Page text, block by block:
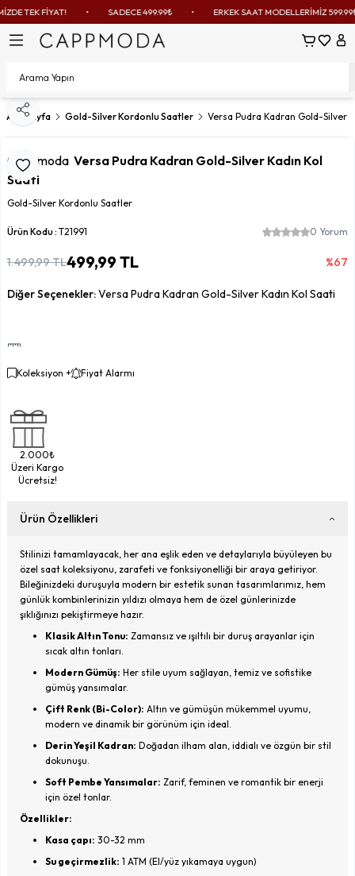
TEK FİYAT! SADECE 499.99₺ ERKEK SAAT MODELLERİMİZ 599.99₺
Sepetim
Ana Sayfa Gold-Silver Kordonlu Saatler Versa Pudra Kadran Gold-Silver
Favoriye Ekle
Paylaş
Cappmoda Versa Pudra Kadran Gold-Silver Kadın Kol
Saati
Gold-Silver Kordonlu Saatler
Ürün Kodu : T21991 0 Yorum
1.499,99TL499,99 TL %67
Diğer Seçenekler:Versa Pudra Kadran Gold-Silver Kadın Kol Saati
Koleksiyon + Fiyat Alarmı
2.000₺
Üzeri Kargo
Ücretsiz!
Ürün Özellikleri
Stilinizi tamamlayacak, her ana eşlik eden ve detaylarıyla büyüleyen bu
özel saat koleksiyonu, zarafeti ve fonksiyonelliği bir araya getiriyor.
Bileğinizdeki duruşuyla modern bir estetik sunan tasarımlarımız, hem
günlük kombinlerinizin yıldızı olmaya hem de özel günlerinizde
şıklığınızı pekiştirmeye hazır.
Klasik Altın Tonu: Zamansız ve ışıltılı bir duruş arayanlar için
sıcak altın tonları.
Modern Gümüş: Her stile uyum sağlayan, temiz ve sofistike
gümüş yansımalar.
Çift Renk (Bi-Color): Altın ve gümüşün mükemmel uyumu,
modern ve dinamik bir görünüm için ideal.
Derin Yeşil Kadran: Doğadan ilham alan, iddialı ve özgün bir stil
dokunuşu.
Soft Pembe Yansımalar: Zarif, feminen ve romantik bir enerji
için özel tonlar.
Özellikler:
Kasa çapı: 30-32 mm
Su geçirmezlik: 1 ATM (El/yüz yıkamaya uygun)